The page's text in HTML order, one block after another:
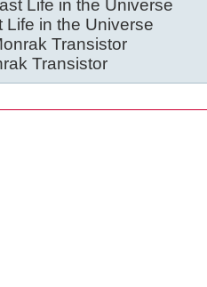
Life in the Universe
Life in the Universe
Transistor
Transistor